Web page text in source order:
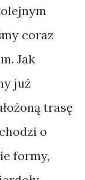
coraz
Jak
już
trasę
o
formy,